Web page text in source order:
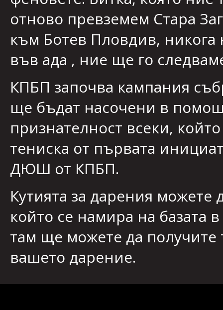
отново превземем Стара
към Ботев Пловдив,
във ада , ние ще го
КПБП започва кампания
ще бъдат насочени в
признателност всеки,
тениска от първата
ДЮШ от КПБП.
Кутията за дарения
който се намира на базата
там ще можете да получите
вашето дарение.